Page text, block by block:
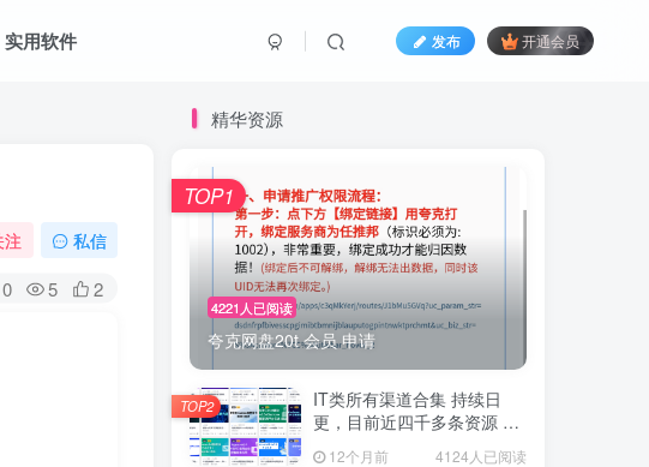
实用软件 发布 开通会员
注 私信
0 5 2
精华资源
4221人已阅读
夸克网盘20t 会员 申请
TOP1
IT类所有渠道合集 持续日
更，目前近四千多条资源 年
12个月前 4124人已阅读
TOP2